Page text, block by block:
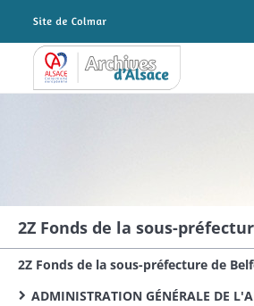
Archives Alsace - Colmar
2Z Fonds de la sous-
2Z Fonds de la sous-préfecture de
ADMINISTRATION GÉNÉRALE DE